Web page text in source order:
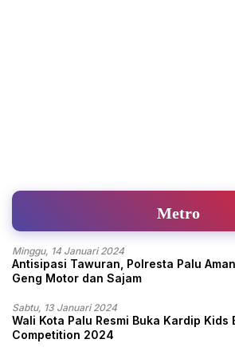
Metro
Minggu, 14 Januari 2024
Antisipasi Tawuran, Polresta Palu
Geng Motor dan Sajam
Sabtu, 13 Januari 2024
Wali Kota Palu Resmi Buka Kardip Kids
Competition 2024